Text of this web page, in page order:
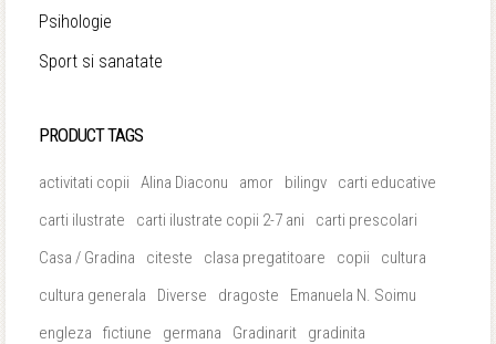
Psihologie
Sport si sanatate
PRODUCT TAGS
activitati copii Alina Diaconu amor bilingv
carti educative
carti ilustrate
carti ilustrate copii 2-7 ani
carti prescolari
Casa / Gradina
citeste clasa pregatitoare copii
cultura
cultura generala
Diverse dragoste
Emanuela N. Soimu
engleza
fictiune germana Gradinarit
gradinita